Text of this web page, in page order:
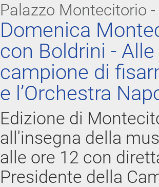
Palazzo Montecitorio
Domenica
con Boldrini -
campione di
e l’Orchestra
Edizione di
all'insegna della
alle ore 12 con
Presidente della